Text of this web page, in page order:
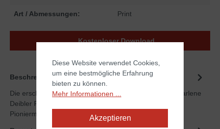
Art / Abmessungen: Print
Kostenloser Download
Beschreibung
Die erschütternde Geschichte der jungen Missionarin Darlene
Deibler Rose, die an der Seite ihres Mannes als
Pioniermissionar…
Diese Website verwendet Cookies,
um eine bestmögliche Erfahrung
bieten zu können.
Mehr Informationen ...
Akzeptieren